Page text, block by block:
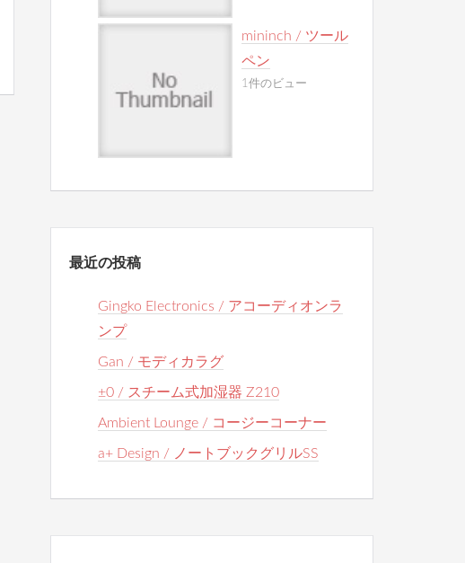
mininch / ツール
ペン
1件のビュー
最近の投稿
Gingko Electronics / アコーディオンラ
ンプ
Gan / モディカラグ
±0 / スチーム式加湿器 Z210
Ambient Lounge / コージーコーナー
a+ Design / ノートブックグリルSS